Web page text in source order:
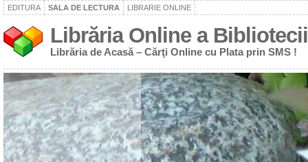
EDITURA SALA DE LECTURA LIBRARIE ONLINE
Librăria Online a
Librăria de Acasă – Cărţi Online cu Plata prin SMS !